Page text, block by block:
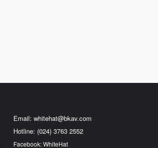
Email: whitehat@bkav.com
Hotline: (024) 3763 2552
Facebook: WhiteHat